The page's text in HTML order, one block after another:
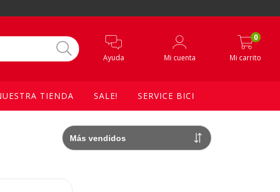
Ayuda Mi cuenta Mi carrito
0
TIENDA SALE! SERVICE BICI